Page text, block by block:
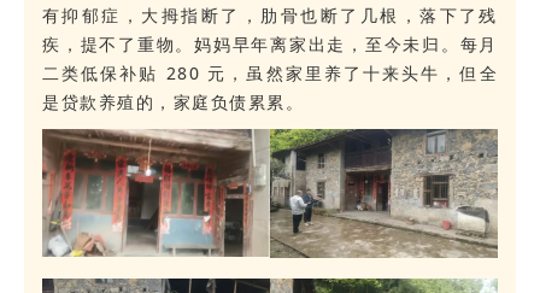
有抑郁症，大拇指断了，肋骨也断了几根，落下了残
疾，提不了重物。妈妈早年离家出走，至今未归。每月
二类低保补贴 280 元，虽然家里养了十来头牛，但全
是贷款养殖的，家庭负债累累。